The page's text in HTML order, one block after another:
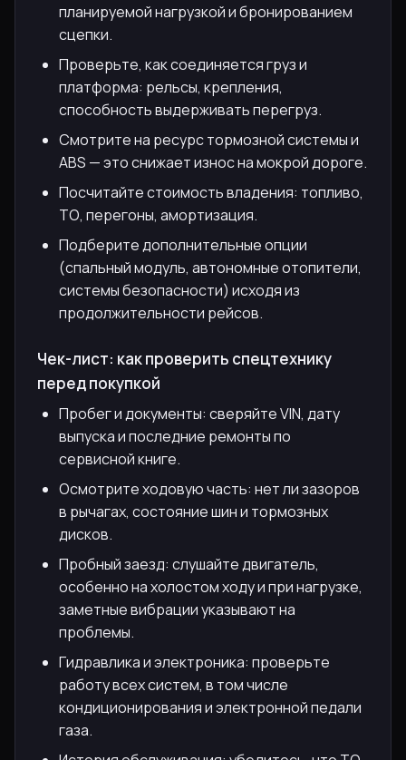
планируемой нагрузкой и бронированием
сцепки.
Проверьте, как соединяется груз и
платформа: рельсы, крепления,
способность выдерживать перегруз.
Смотрите на ресурс тормозной системы и
ABS — это снижает износ на мокрой дороге.
Посчитайте стоимость владения: топливо,
ТО, перегоны, амортизация.
Подберите дополнительные опции
(спальный модуль, автономные отопители,
системы безопасности) исходя из
продолжительности рейсов.
Чек-лист: как проверить спецтехнику
перед покупкой
Пробег и документы: сверяйте VIN, дату
выпуска и последние ремонты по
сервисной книге.
Осмотрите ходовую часть: нет ли зазоров
в рычагах, состояние шин и тормозных
дисков.
Пробный заезд: слушайте двигатель,
особенно на холостом ходу и при нагрузке,
заметные вибрации указывают на
проблемы.
Гидравлика и электроника: проверьте
работу всех систем, в том числе
кондиционирования и электронной педали
газа.